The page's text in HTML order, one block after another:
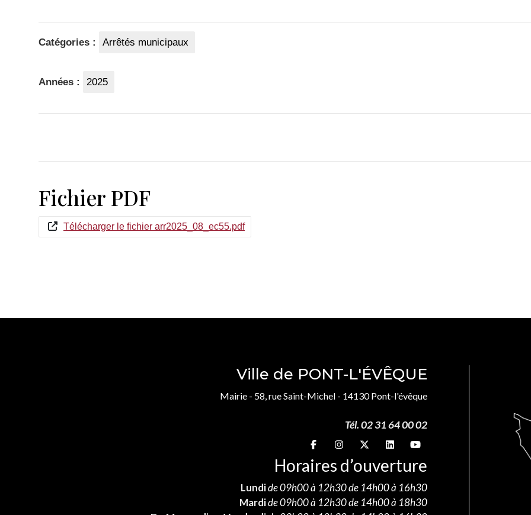
Catégories : Arrêtés municipaux
Années : 2025
Fichier PDF
Télécharger le fichier arr2025_08_ec55.pdf
Ville de PONT-L'ÉVÊQUE
Mairie - 58, rue Saint-Michel - 14130 Pont-l'évêque
Tél. 02 31 64 00 02
Suivez-nous sur
Suivez-nous sur
Suivez-nous sur
Suivez-nous sur
Suivez-nous sur
Horaires d’ouverture
Lundide 09h00 à 12h30 de 14h00 à 16h30
Mardide 09h00 à 12h30 de 14h00 à 18h30